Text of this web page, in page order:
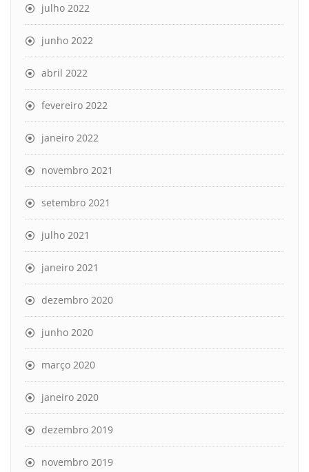
julho 2022
junho 2022
abril 2022
fevereiro 2022
janeiro 2022
novembro 2021
setembro 2021
julho 2021
janeiro 2021
dezembro 2020
junho 2020
março 2020
janeiro 2020
dezembro 2019
novembro 2019